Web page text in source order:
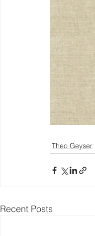
Theo Geyser
Recent Posts